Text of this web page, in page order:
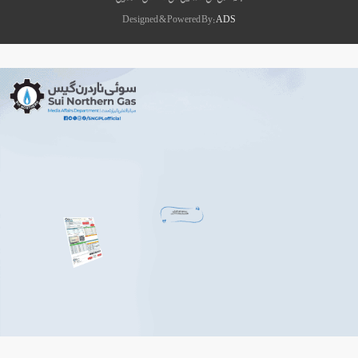
Designed & Powered By: ADS